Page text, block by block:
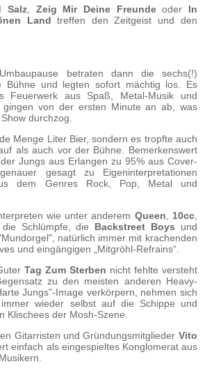
Salz, Zeig Mir Deine Freundeoder In
Land treffen den Zeitgeist und den
betraten dann die sechs(!)
Bühne und legten sofort mächtig los. Es
Feuerwerk aus Spaß, Metal-Musik und
gingen von der ersten Minute an ab, was
durchzog.
Menge Liter Bier, sondern es tropfte auch
als auch vor der Bühne. Bemerkenswert
Jungs aus Erlangen zu 95% aus Cover-
gesagt zu Eigeninterpretationen
dem Genres Rock, Pop, Metal und
wie unter anderem Queen, 10cc,
Schlümpfe, die Backstreet Boys und
natürlich immer mit krachenden
und eingängigen „Mitgröhl-Refrains“.
Tag Zum Sterben nicht fehlte versteht
zu den meisten anderen Heavy-
Jungs"-Image verkörpern, nehmen sich
wieder selbst auf die Schippe und
Klischees der Mosh-Szene.
Gitarristen und Gründungsmitglieder Vito
einfach als eingespieltes Konglomerat aus